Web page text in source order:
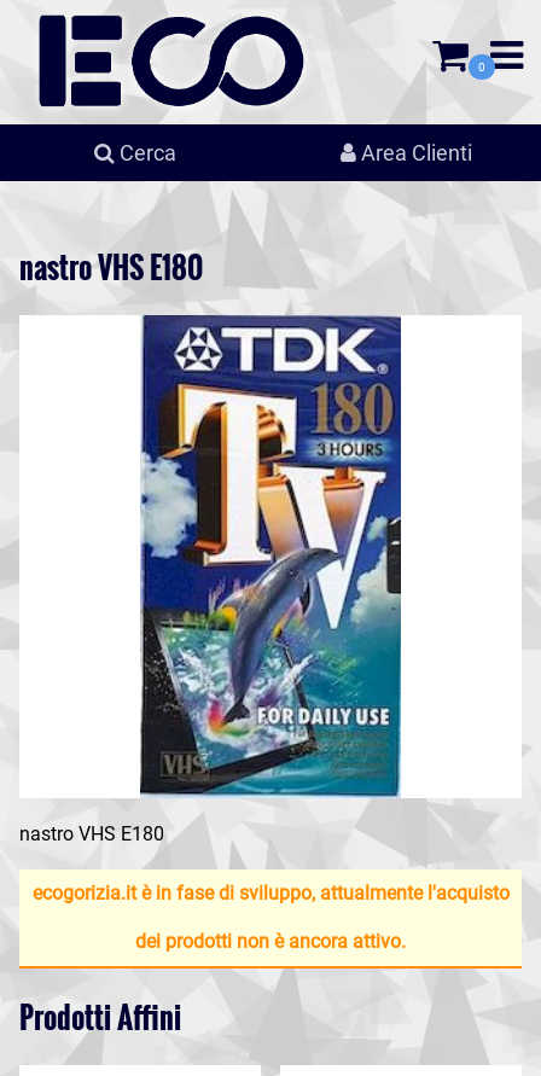
0
Cerca Area Clienti
nastro VHS E180
nastro VHS E180
ecogorizia.it è in fase di sviluppo, attualmente l'acquisto
dei prodotti non è ancora attivo.
Prodotti Affini